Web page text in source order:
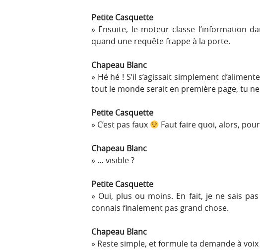
Petite Casquette
Ensuite, le moteur classe l’information
quand une requête frappe à la porte.
Chapeau Blanc
Hé hé ! S’il s’agissait simplement
tout le monde serait en première page, tu
Petite Casquette
C’est pas faux
Faut faire quoi, alors,
Chapeau Blanc
… visible ?
Petite Casquette
Oui, plus ou moins. En fait, je ne sais
connais finalement pas grand chose.
Chapeau Blanc
Reste simple, et formule ta demande à